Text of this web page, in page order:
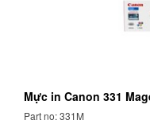
Mực in Canon 331
Part no: 331M